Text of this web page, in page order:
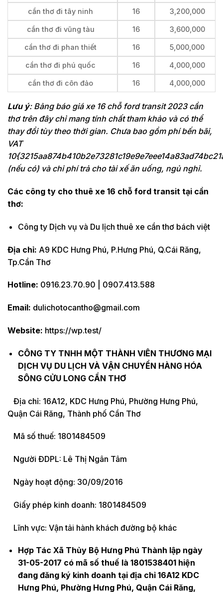
cần thơ đi tây ninh 16 3,200,000
cần thơ đi vũng tàu 16 3,600,000
cần thơ đi phan thiết 16 5,000,000
cần thơ đi phú quốc 16 4,000,000
cần thơ đi côn đảo 16 4,000,000
Lưu ý: Bảng báo giá xe 16 chỗ ford transit 2023 cần
thơ trên đây chỉ mang tính chất tham khảo và có thể
thay đổi tùy theo thời gian. Chưa bao gồm phí bến bãi,
VAT
(nếu có) và chi phí trả cho tài xế ăn uống, ngủ nghỉ.
Các công ty cho thuê xe 16 chỗ ford transit tại cần
thơ:
Công ty Dịch vụ và Du lịch thuê xe cần thơ bách việt
Địa chỉ: A9 KDC Hưng Phú, P.Hưng Phú, Q.Cái Răng,
Tp.Cần Thơ
Hotline: 0916.23.70.90 | 0907.413.588
Email: dulichotocantho@gmail.com
Website: https://wp.test/
CÔNG TY TNHH MỘT THÀNH VIÊN THƯƠNG MẠI
DỊCH VỤ DU LỊCH VÀ VẬN CHUYỂN HÀNG HÓA
SÔNG CỬU LONG CẦN THƠ
Địa chỉ: 16A12, KDC Hưng Phú, Phường Hưng Phú,
Quận Cái Răng, Thành phố Cần Thơ
Mã số thuế: 1801484509
Người ĐDPL: Lê Thị Ngân Tâm
Ngày hoạt động: 30/09/2016
Giấy phép kinh doanh: 1801484509
Lĩnh vực: Vận tải hành khách đường bộ khác
Hợp Tác Xã Thủy Bộ Hưng Phú Thành lập ngày
31-05-2017 có mã số thuế là 1801538401 hiện
đang đăng ký kinh doanh tại địa chỉ 16A12 KDC
Hưng Phú, Phường Hưng Phú, Quận Cái Răng,